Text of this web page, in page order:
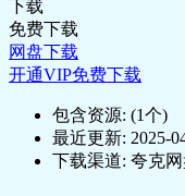
下载
免费下载
网盘下载
开通VIP免费下载
包含资源: (1个)
最近更新: 2025-
下载渠道: 夸克